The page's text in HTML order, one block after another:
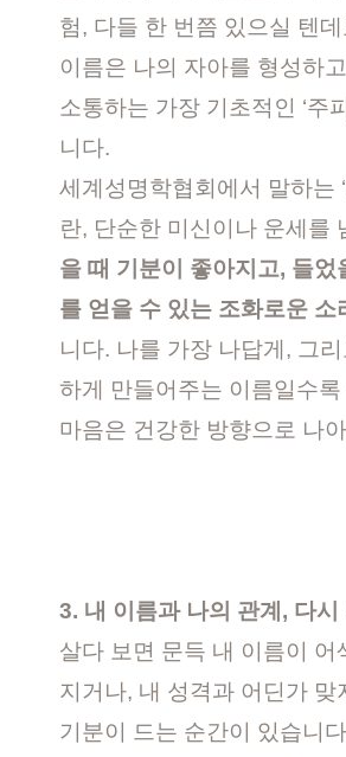
험, 다들 한 번쯤 있으실 텐
이름은 나의 자아를 형성하
소통하는 가장 기초적인 ‘주
니다.
세계성명학협회에서 말하는 ‘
란, 단순한 미신이나 운세를
을 때 기분이 좋아지고, 들었
를 얻을 수 있는 조화로운 소
니다. 나를 가장 나답게, 그
하게 만들어주는 이름일수
마음은 건강한 방향으로 나
3. 내 이름과 나의 관계, 다시
살다 보면 문득 내 이름이 어
지거나, 내 성격과 어딘가 맞
기분이 드는 순간이 있습니